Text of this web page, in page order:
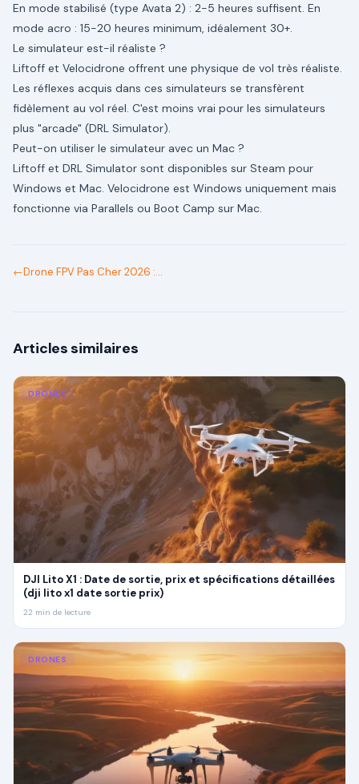
En mode stabilisé (type Avata 2) : 2-5 heures suffisent. En
mode acro : 15-20 heures minimum, idéalement 30+.
Le simulateur est-il réaliste ?
Liftoff et Velocidrone offrent une physique de vol très réaliste.
Les réflexes acquis dans ces simulateurs se transfèrent
fidèlement au vol réel. C'est moins vrai pour les simulateurs
plus "arcade" (DRL Simulator).
Peut-on utiliser le simulateur avec un Mac ?
Liftoff et DRL Simulator sont disponibles sur Steam pour
Windows et Mac. Velocidrone est Windows uniquement mais
fonctionne via Parallels ou Boot Camp sur Mac.
←Drone FPV Pas Cher 2026 :
Articles similaires
DRONES
DJI Lito X1 : Date de sortie, prix et spécifications détaillées
(dji lito x1 date sortie prix)
22 min de lecture
DRONES